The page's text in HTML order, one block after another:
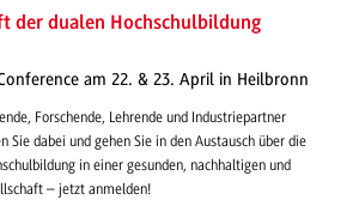
der dualen Hochschulbildung
am 22. & 23. April in Heilbronn
Forschende, Lehrende und Industriepartner
Sie dabei und gehen Sie in den Austausch über die
in einer gesunden, nachhaltigen und
– jetzt anmelden!